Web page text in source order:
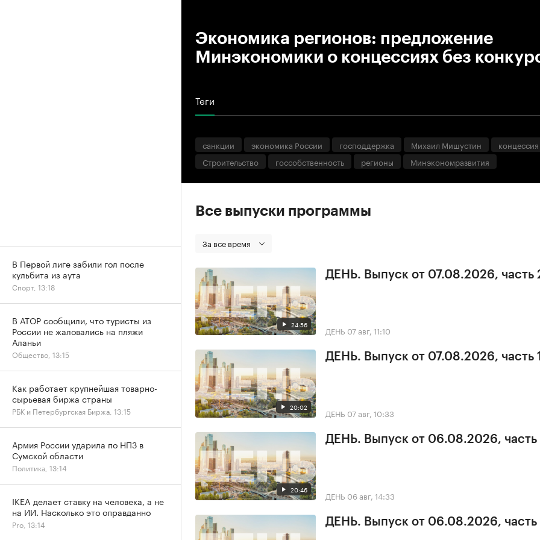
Экономика регионов: предложение
Минэкономики о концессиях без
Теги
санкции экономика России господдержка Михаил Мишустин
концессия
Строительство
госсобственность регионы Минэкономразвития
Все выпуски программы
За все время
24:56
ДЕНЬ. Выпуск от 07.08.2026, часть
ДЕНЬ 07 авг, 11:10
20:02
ДЕНЬ. Выпуск от 07.08.2026, часть 1
ДЕНЬ 07 авг, 10:33
20:46
ДЕНЬ. Выпуск от 06.08.2026, часть
ДЕНЬ 06 авг, 14:33
ДЕНЬ. Выпуск от 06.08.2026, часть
В Первой лиге забили гол после
кульбита из аута
Спорт, 13:18
В АТОР сообщили, что туристы из
России не жаловались на пляжи
Аланьи
Общество, 13:15
Как работает крупнейшая товарно-
сырьевая биржа страны
РБК и Петербургская Биржа, 13:15
Армия России ударила по НПЗ в
Сумской области
Политика, 13:14
IKEA делает ставку на человека, а не
на ИИ. Насколько это оправданно
Pro, 13:14